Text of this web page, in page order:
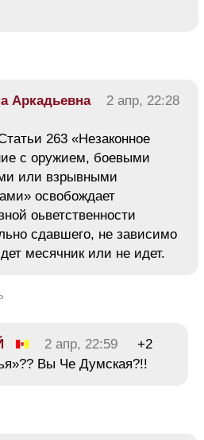
Аркадьевна
2 апр, 22:28
263 «Незаконное
с оружием, боевыми
или взрывными
освобождает
оьветственности
сдавшего, не зависимо
месячник или не идет.
2 апр, 22:59
+2
Вы Че Думская?!!